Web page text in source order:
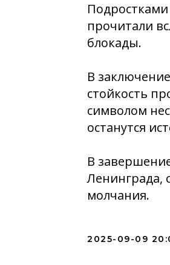
прочитали
блокады.
В
стойкость
символом
останутся
В
Ленинграда,
молчания.
2025-09-09